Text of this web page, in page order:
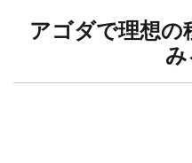
アゴダで理想の
み